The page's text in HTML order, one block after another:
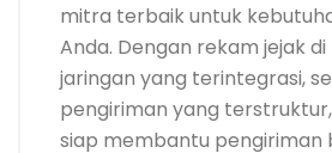
mitra terbaik untuk
Anda. Dengan rekam jejak
jaringan yang terintegrasi,
pengiriman yang terstruktur,
siap membantu pengiriman